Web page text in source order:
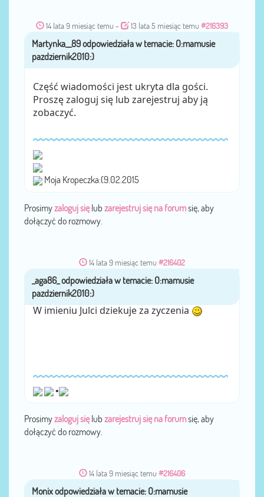
14 lata 9 miesiąc temu - 13 lata 5 miesiąc temu #216393
przezMartynka__89
Część wiadomości jest ukryta dla gości.
Proszę zaloguj się lub zarejestruj aby ją
zobaczyć.
Moja Kropeczka:(9.02.2015
Prosimyzaloguj sięlub zarejestruj się na forumsię, aby
dołączyć do rozmowy.
14 lata 9 miesiąc temu #216402
przez _aga86_
W imieniu Julci dziekuje za zyczenia
•
Prosimyzaloguj sięlub zarejestruj się na forumsię, aby
dołączyć do rozmowy.
14 lata 9 miesiąc temu #216406
przezMonix